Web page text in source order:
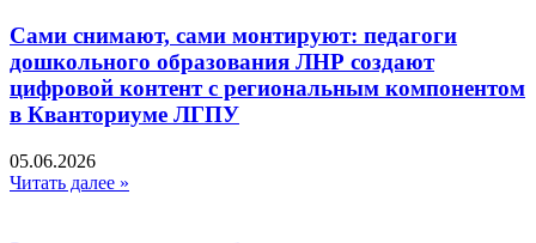
Сами снимают, сами монтируют: педагоги
дошкольного образования ЛНР создают
цифровой контент с региональным компонентом
в Кванториуме ЛГПУ​
05.06.2026
Читать далее »